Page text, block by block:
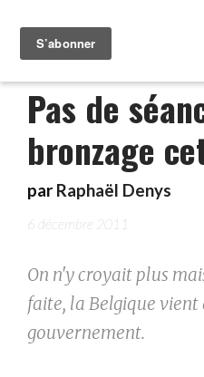
Pas de
bronzage
par Raphaël Denys
6 décembre 2011
On n'y croyait plus
faite, la Belgique
gouvernement.